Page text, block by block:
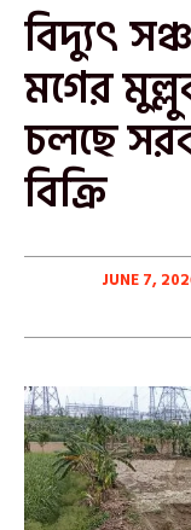
‎বিদ্যুৎ
মগের
চলছে
বিক্রি
JUNE 7,